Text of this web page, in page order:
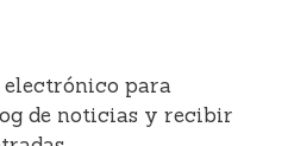
para
de noticias y recibir